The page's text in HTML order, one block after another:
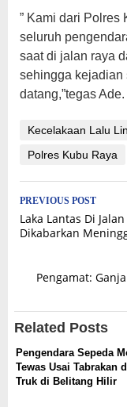
” Kami dari Polres
seluruh
saat di jalan raya
sehingga kejadian
datang,”tegas
Kecelakaan Lalu
Polres Kubu Raya
Post
navigation
PREVIOUS POST
Laka Lantas Di
Dikabarkan
Pengamat:
Related Posts
Pengendara Sepeda
Tewas Usai Tabrakan
Truk di Belitang Hilir